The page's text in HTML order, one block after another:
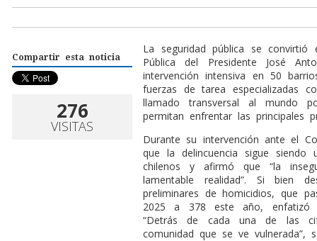
Compartir esta noticia
276
VISITAS
La seguridad pública se
Pública del Presidente José
intervención intensiva en 50
fuerzas de tarea especializadas
llamado transversal al mundo
permitan enfrentar las principales
Durante su intervención ante el
que la delincuencia sigue
chilenos y afirmó que “la
lamentable realidad”. Si bien
preliminares de homicidios, que
2025 a 378 este año, enfatizó
“Detrás de cada una de las
comunidad que se ve vulnerada”,